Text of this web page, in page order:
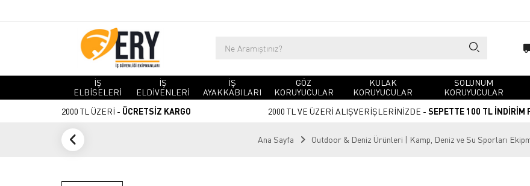
İŞ
ELBİSELERİ
İŞ
ELDİVENLERİ
İŞ
AYAKKABILARI
GÖZ
KORUYUCULAR
KULAK
KORUYUCULAR
SOLUNUM
KORUYUCULAR
2000 TL ÜZERİ - ÜCRETSİZ KARGO 2000 TL VE ÜZERİ ALIŞVERİŞLERİNİZDE - SEPETTE 100 TL İNDİRİM
Ana Sayfa Outdoor & Deniz Ürünleri | Kamp, Deniz ve Su Sporları